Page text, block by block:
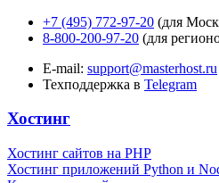
+7 (495) 772-97-20 (для
8-800-200-97-20 (для
E-mail: support@masterhost.ru
Техподдержка в Telegram
Хостинг
Хостинг сайтов на PHP
Хостинг приложений Python и